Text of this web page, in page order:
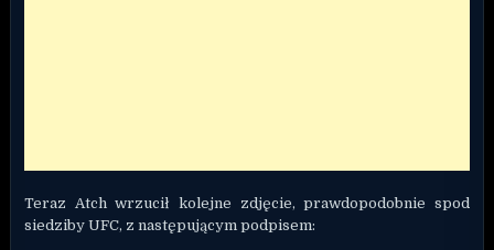
Teraz Atch wrzucił kolejne zdjęcie, prawdopodobnie spod
siedziby UFC, z następującym podpisem: